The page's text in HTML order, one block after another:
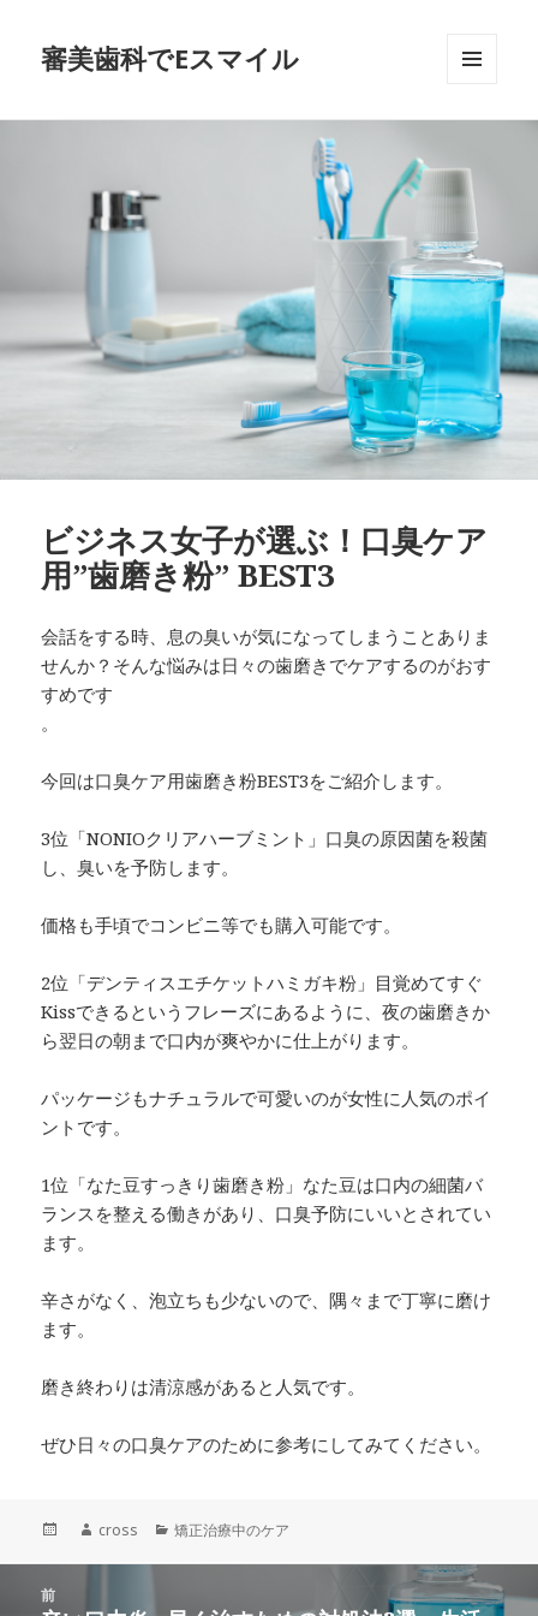
審美歯科でEスマイル
ーとウ
ビジネス女子が選ぶ！口臭ケア
用”歯磨き粉” BEST3
会話をする時、息の臭いが気になってしまうことありま
せんか？そんな悩みは日々の歯磨きでケアするのがおす
すめです
。
今回は口臭ケア用歯磨き粉BEST3をご紹介します。
3位「NONIOクリアハーブミント」口臭の原因菌を殺菌
し、臭いを予防します。
価格も手頃でコンビニ等でも購入可能です。
2位「デンティスエチケットハミガキ粉」目覚めてすぐ
Kissできるというフレーズにあるように、夜の歯磨きか
ら翌日の朝まで口内が爽やかに仕上がります。
パッケージもナチュラルで可愛いのが女性に人気のポイ
ントです。
1位「なた豆すっきり歯磨き粉」なた豆は口内の細菌バ
ランスを整える働きがあり、口臭予防にいいとされてい
ます。
辛さがなく、泡立ちも少ないので、隅々まで丁寧に磨け
ます。
磨き終わりは清涼感があると人気です。
ぜひ日々の口臭ケアのために参考にしてみてください。
作
cross
カ
矯正治療中のケア
前